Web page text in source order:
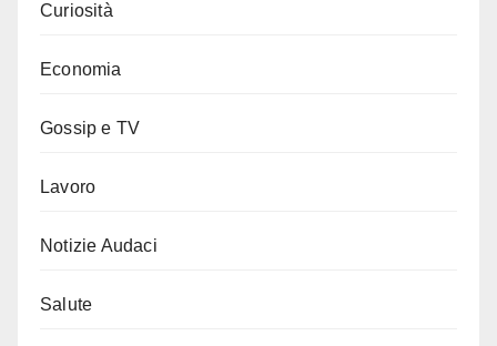
Curiosità
Economia
Gossip e TV
Lavoro
Notizie Audaci
Salute